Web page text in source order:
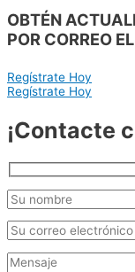
OBTÉN
POR CORREO
Regístrate Hoy
Regístrate Hoy
¡Contacte